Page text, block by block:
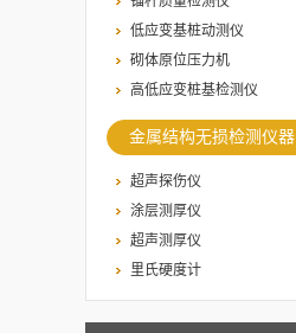
低应变基桩动测仪
砌体原位压力机
高低应变桩基检测仪
金属结构无损检测仪器
超声探伤仪
涂层测厚仪
超声测厚仪
里氏硬度计